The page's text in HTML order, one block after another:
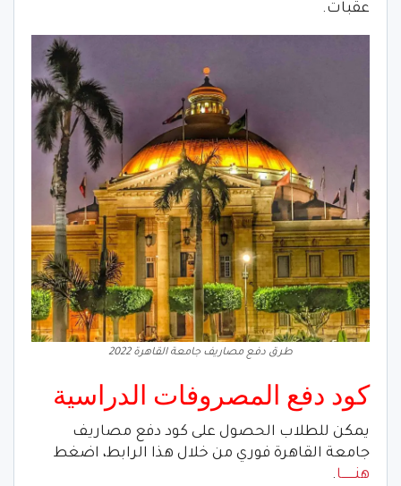
عقبات.
طرق دفع مصاريف جامعة القاهرة 2022
كود دفع المصروفات الدراسية
يمكن للطلاب الحصول على كود دفع مصاريف
جامعة القاهرة فوري من خلال هذا الرابط، اضغط
هنـــــــا.